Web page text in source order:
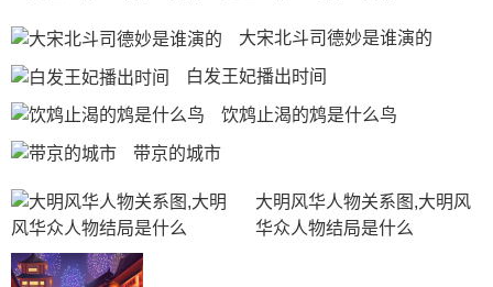
大宋北斗司德妙是谁演的
白发王妃播出时间
饮鸩止渴的鸩是什么鸟
带京的城市
大明风华人物关系图,大明风
华众人物结局是什么